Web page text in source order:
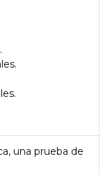
una prueba de